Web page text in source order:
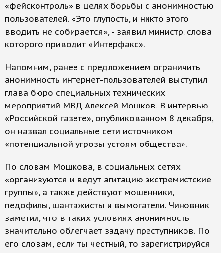
«фейсконтроль» в целях борьбы с анонимностью
пользователей. «Это глупость, и никто этого
вводить не собирается», - заявил министр, слова
которого приводит «Интерфакс».
Напомним, ранее с предложением ограничить
анонимность интернет-пользователей выступил
глава бюро специальных технических
мероприятий МВД Алексей Мошков. В интервью
«Российской газете», опубликованном 8 декабря,
он назвал социальные сети источником
«потенциальной угрозы устоям общества».
По словам Мошкова, в социальных сетях
«организуются и ведут агитацию экстремистские
группы», а также действуют мошенники,
педофилы, шантажисты и вымогатели. Чиновник
заметил, что в таких условиях анонимность
значительно облегчает задачу преступников. По
его словам, если ты честный, то зарегистрируйся